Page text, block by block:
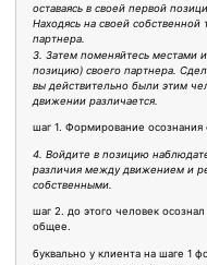
оставаясь в своей первой
Находясь на своей
партнера.
3. Затем поменяйтесь местами
позицию) своего партнера.
вы действительно были этим
движении различается.
шаг 1. Формирование осознания
4. Войдите в позицию
различия между движением и
собственными.
шаг 2. до этого человек
общее.
буквально у клиента на шаге 1